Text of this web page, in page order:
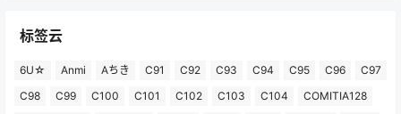
标签云
6U☆ Anmi Aちき C91 C92 C93 C94 C95 C96
C97
C98
C99 C100 C101 C102 C103 C104
COMITIA128